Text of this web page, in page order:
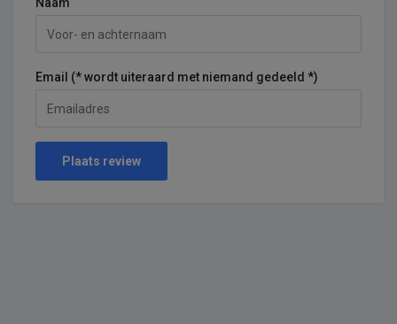
Naam
Email (* wordt uiteraard met niemand gedeeld *)
Plaats review